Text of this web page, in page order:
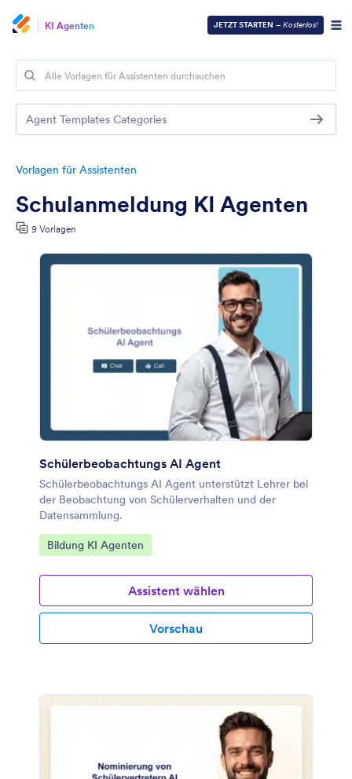
KI Agenten JETZT STARTEN – Kostenlos!
Vorlagen für Assistenten
Schulanmeldung KI Agenten
9 Vorlagen
Schülerbeobachtungs AI Agent
Schülerbeobachtungs AI Agent unterstützt Lehrer bei
der Beobachtung von Schülerverhalten und der
Datensammlung.
Zur Kategorie:
Bildung KI Agenten
Assistent wählen
Vorschau
Agent Templates Categories